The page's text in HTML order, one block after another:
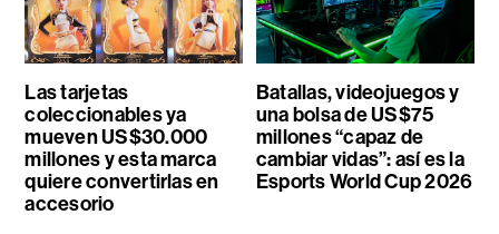
Las tarjetas
coleccionables ya
mueven US$30.000
millones y esta marca
quiere convertirlas en
accesorio
Batallas, videojuegos y
una bolsa de US$75
millones “capaz de
cambiar vidas”: así es la
Esports World Cup 2026